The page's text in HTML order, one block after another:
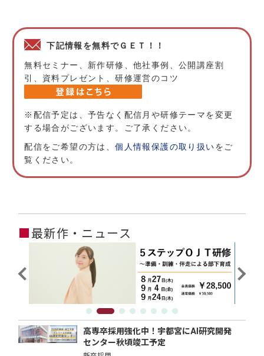
下記情報を無料でＧＥＴ！！
無料セミナー、新作研修、他社事例、公開講座割
引、資料プレゼント、研修運営のコツ
※配信予定は、予告なく配信月や研修テーマを変更
する場合がございます。ご了承ください。
配信をご希望の方は、個人情報保護の取り扱いをご
覧ください。
■最新作・ニュース
高専卒採用強化中！宇都宮にAI研究開発
センター秋頃竣工予定